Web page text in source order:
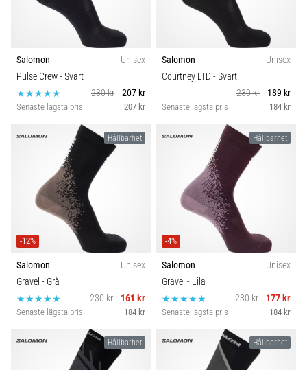
proffs.
Vilka
de
vanligaste…
8 min. läsning
Plantar
Symptom,
och
behandling
Upplever
skarp
Salomon
Unisex
Pulse Crew- Svart
230 kr
207 kr
Senaste lägsta pris 207 kr
Salomon
Unisex
Courtney LTD - Svart
230 kr
189 kr
Senaste lägsta pris 184 kr
Hållbarhet
-12%
Salomon
Unisex
Gravel - Grå
230 kr
161 kr
Senaste lägsta pris 184 kr
Hållbarhet
-4%
Salomon
Unisex
Gravel - Lila
230 kr
177 kr
Senaste lägsta pris 184 kr
Hållbarhet Hållbarhet